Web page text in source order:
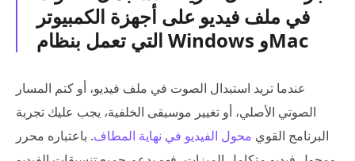
في ملف فيديو على أجهزة الكمبيوتر
التي تعمل بنظام Windows وMac
عندما تريد استبدال الصوت في ملف فيديو، أو كتم المسار
الصوتي الأصلي، أو تغيير موسيقى الخلفية، يجب عليك تجربة
البرنامج القوي محول الفيديو في نهاية المطاف. باعتباره محرر